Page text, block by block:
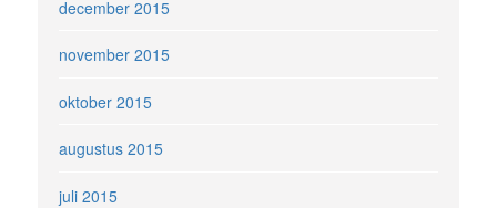
december 2015
november 2015
oktober 2015
augustus 2015
juli 2015